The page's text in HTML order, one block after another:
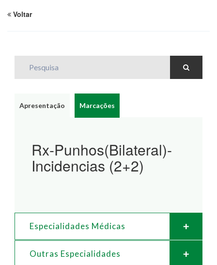
Voltar
Apresentação Marcações
Rx-Punhos(Bilateral)-
Incidencias (2+2)
Especialidades Médicas
Outras Especialidades